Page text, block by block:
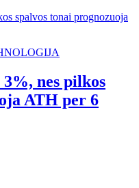
nes pilkos
ATH per 6